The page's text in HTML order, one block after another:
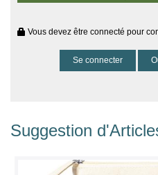
Vous devez être connecté pour
Se connecter
Suggestion